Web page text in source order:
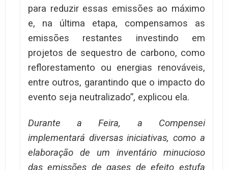
para reduzir essas emissões ao máximo
e, na última etapa, compensamos as
emissões restantes investindo em
projetos de sequestro de carbono, como
reflorestamento ou energias renováveis,
entre outros, garantindo que o impacto do
evento seja neutralizado”, explicou ela.
Durante a Feira, a Compensei
implementará diversas iniciativas, como a
elaboração de um inventário minucioso
das emissões de gases de efeito estufa